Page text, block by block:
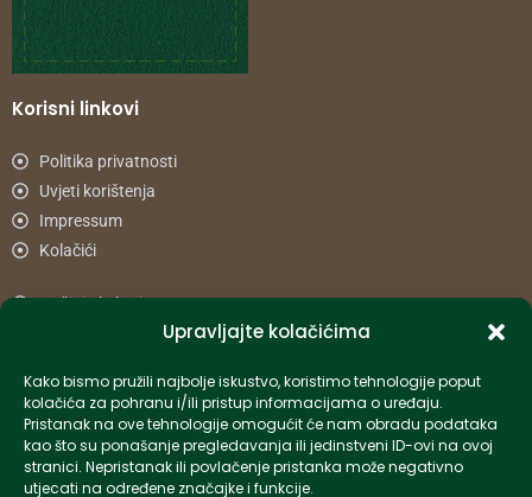
Upravljajte kolačićima
Kako bismo pružili najbolje iskustvo, koristimo tehnologije poput
kolačića za pohranu i/ili pristup informacijama o uređaju.
Pristanak na ove tehnologije omogućit će nam obradu podataka
kao što su ponašanje pregledavanja ili jedinstveni ID-ovi na ovoj
stranici. Nepristanak ili povlačenje pristanka može negativno
utjecati na određene značajke i funkcije.
Korisni linkovi
Politika privatnosti
Uvjeti korištenja
Impressum
Kolačići
Načini plaćanja
Informacije
info-hr@kettner.com